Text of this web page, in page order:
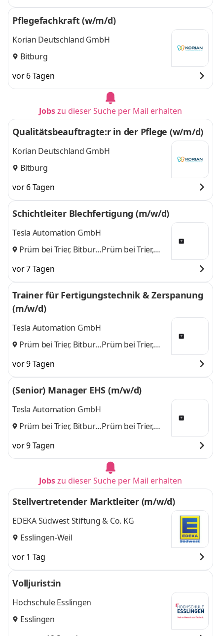
Pflegefachkraft (w/m/d)
Korian Deutschland GmbH
Bitburg
vor 6 Tagen
Jobszu dieser Suche per Mail erhalten
Qualitätsbeauftragte:r in der Pflege (w/m/d)
Korian Deutschland GmbH
Bitburg
vor 6 Tagen
Schichtleiter Blechfertigung (m/w/d)
Tesla Automation GmbH
Prüm bei Trier, BitburgPrüm bei Trier,
vor 7 Tagen
Trainer für Fertigungstechnik & Zerspanung
(m/w/d)
Tesla Automation GmbH
Prüm bei Trier, BitburgPrüm bei Trier,
vor 9 Tagen
(Senior) Manager EHS (m/w/d)
Tesla Automation GmbH
Prüm bei Trier, BitburgPrüm bei Trier,
vor 9 Tagen
Jobszu dieser Suche per Mail erhalten
Stellvertretender Marktleiter (m/w/d)
EDEKA Südwest Stiftung & Co. KG
Esslingen-Weil
vor 1 Tag
Volljurist:in
Hochschule Esslingen
Esslingen